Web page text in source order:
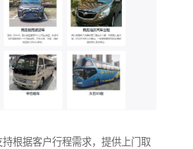
根据客户行程需求，提供上门取